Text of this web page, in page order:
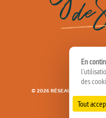
© 2026 RÉSEAU SPEDIDAM
En
des
Tout